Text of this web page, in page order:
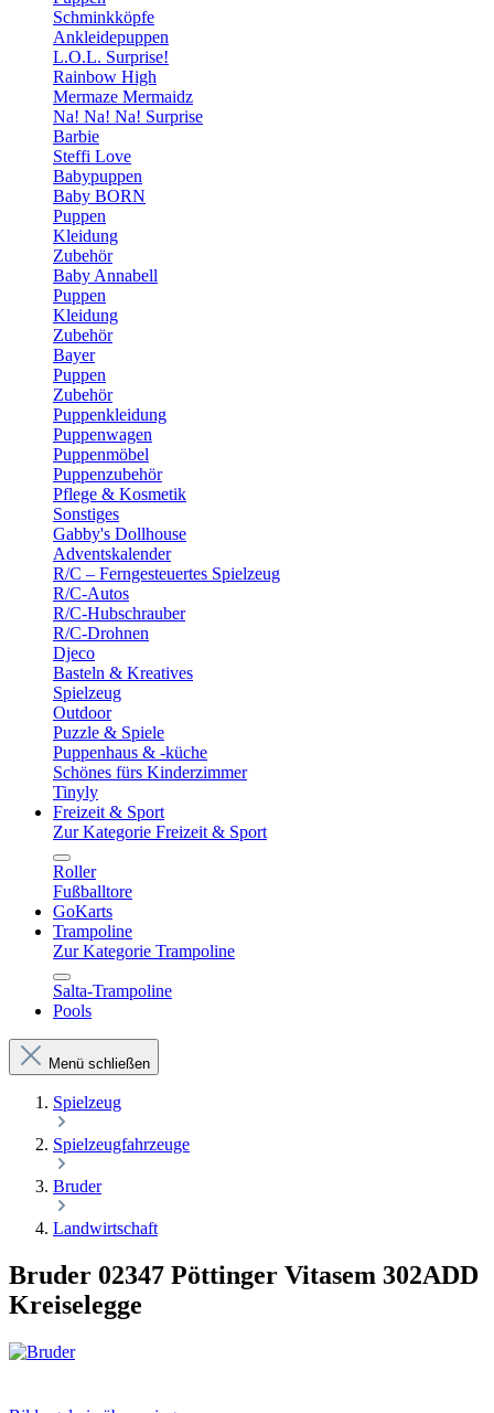
Schminkköpfe
Ankleidepuppen
L.O.L. Surprise!
Rainbow High
Mermaze Mermaidz
Na! Na! Na! Surprise
Barbie
Steffi Love
Babypuppen
Baby BORN
Puppen
Kleidung
Zubehör
Baby Annabell
Puppen
Kleidung
Zubehör
Bayer
Puppen
Zubehör
Puppenkleidung
Puppenwagen
Puppenmöbel
Puppenzubehör
Pflege & Kosmetik
Sonstiges
Gabby's Dollhouse
Adventskalender
R/C – Ferngesteuertes Spielzeug
R/C-Autos
R/C-Hubschrauber
R/C-Drohnen
Djeco
Basteln & Kreatives
Spielzeug
Outdoor
Puzzle & Spiele
Puppenhaus & -küche
Schönes fürs Kinderzimmer
Tinyly
Freizeit & Sport
Zur Kategorie Freizeit & Sport
Roller
Fußballtore
GoKarts
Trampoline
Zur Kategorie Trampoline
Salta-Trampoline
Pools
Menü schließen
Spielzeug
Spielzeugfahrzeuge
Bruder
Landwirtschaft
Bruder 02347 Pöttinger Vitasem 302ADD
Kreiselegge